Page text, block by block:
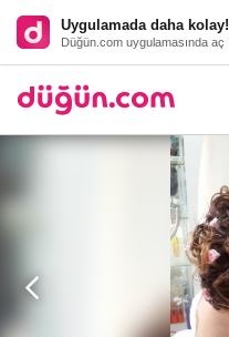
Uygulamada daha kolay!
Düğün.com uygulamasında aç